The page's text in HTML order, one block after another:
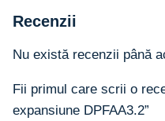
Recenzii
Nu există recenzii până
Fii primul care scrii o
expansiune DPFAA3.2”